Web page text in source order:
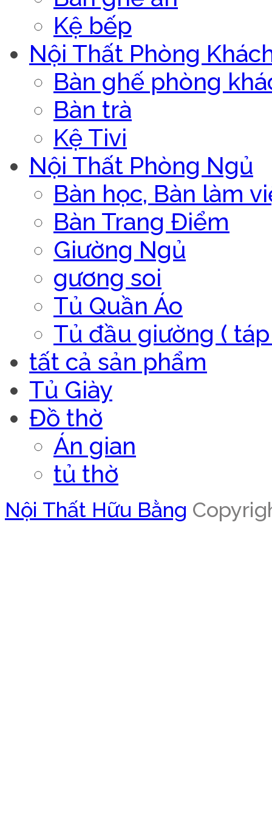
Kệ bếp
Nội Thất Phòng
Bàn ghế phòng
Bàn trà
Kệ Tivi
Nội Thất Phòng Ngủ
Bàn học, Bàn làm
Bàn Trang Điểm
Giường Ngủ
gương soi
Tủ Quần Áo
Tủ đầu giường (
tất cả sản phẩm
Tủ Giày
Đồ thờ
Án gian
tủ thờ
Nội Thất Hữu Bằng